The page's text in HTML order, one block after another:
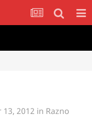
2012 in Razno